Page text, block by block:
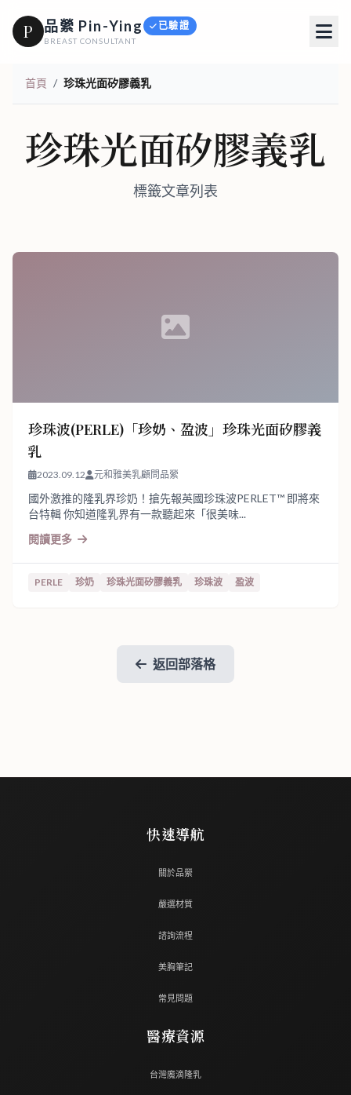
P 品縈 Pin-Ying 已驗證
BREAST CONSULTANT
首頁 / 珍珠光面矽膠義乳
珍珠光面矽膠義乳
標籤文章列表
珍珠波(PERLE)「珍奶、盈波」珍珠光面矽膠義
乳
2023.09.12 元和雅美乳顧問品縈
國外激推的隆乳界珍奶！搶先報英國珍珠波PERLET™ 即將來
台特輯 你知道隆乳界有一款聽起來「很美味...
閱讀更多
PERLE 珍奶 珍珠光面矽膠義乳 珍珠波 盈波
返回部落格
快速導航
關於品縈
嚴選材質
諮詢流程
美胸筆記
常見問題
醫療資源
台灣魔滴隆乳